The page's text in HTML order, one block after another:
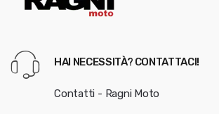
HAI NECESSITÀ? CONTATTACI!
Contatti - Ragni Moto